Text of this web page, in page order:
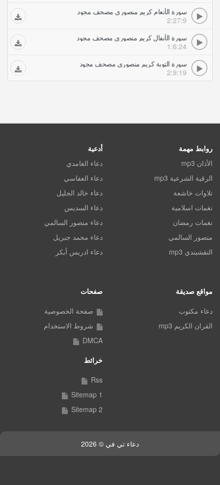
سورة الأنعام كريم منصوري مصحف مجود
2:27:9
سورة الأنفال كريم منصوري مصحف مجود
1:6:24
سورة التوبة كريم منصوري مصحف مجود
2:9:19
روابط مهمة
الأذان mp3
الرقية الشرعية mp3
تلاوات خاشعة
نغمات اسلامية
نغمات رمضان
منصور السالمي
النقشبندي mp3
أدعية
دعاء الغامدي
دعاء العفاسي
دعاء خالد الجليل
دعاء السديس
دعاء منصور السالمي
دعاء محمد جبريل
دعاء ادريس أبكر
مواقع صديقة
دعاء مكتوب
القران الكريم mp3
صفحات
صفحة الخصوصية
شروط الاستخدام
DMCA
خرائط
Rss
Sitemap 1
Sitemap 2
دعاء تي في © 2026